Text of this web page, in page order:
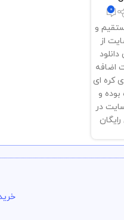
0
و
از
اضافه
کره ای
و
در